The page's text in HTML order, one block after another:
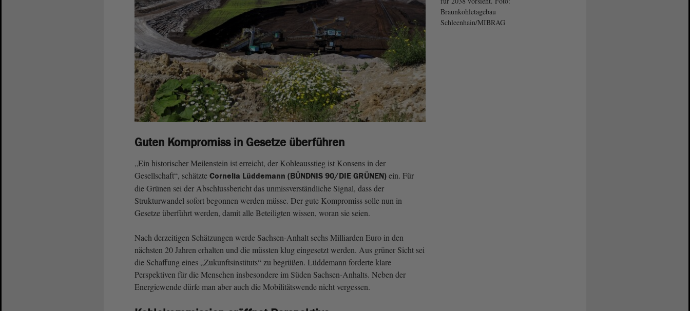
Braunkohletagebau
Schleenhain/MIBRAG
Guten Kompromiss in Gesetze überführen
„Ein historischer Meilenstein ist erreicht, der Kohleausstieg ist Konsens in der
Gesellschaft“, schätzte Cornelia Lüddemann (BÜNDNIS 90/DIE GRÜNEN) ein. Für
die Grünen sei der Abschlussbericht das unmissverständliche Signal, dass der
Strukturwandel sofort begonnen werden müsse. Der gute Kompromiss solle nun in
Gesetze überführt werden, damit alle Beteiligten wissen, woran sie seien.
Nach derzeitigen Schätzungen werde Sachsen-Anhalt sechs Milliarden Euro in den
nächsten 20 Jahren erhalten und die müssten klug eingesetzt werden. Aus grüner Sicht sei
die Schaffung eines „Zukunftsinstituts“ zu begrüßen. Lüddemann forderte klare
Perspektiven für die Menschen insbesondere im Süden Sachsen-Anhalts. Neben der
Energiewende dürfe man aber auch die Mobilitätswende nicht vergessen.